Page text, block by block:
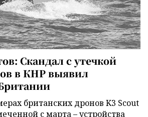
Скандал с утечкой
в КНР выявил
британских дронов K3 Scout
с марта – устройства